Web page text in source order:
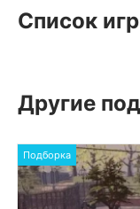
Список
Другие
Подборка